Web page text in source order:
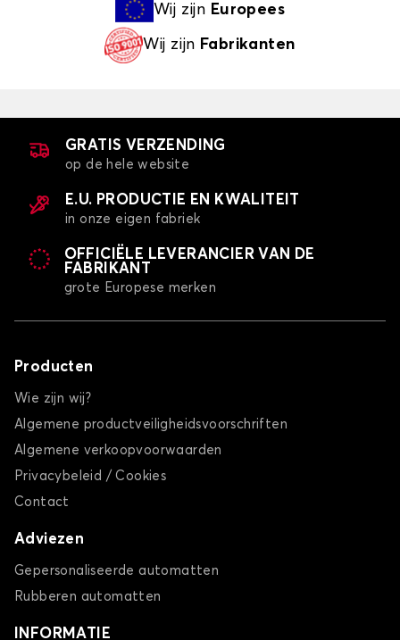
Wij zijn Europees
Wij zijn Fabrikanten
GRATIS VERZENDING
op de hele website
E.U. PRODUCTIE EN KWALITEIT
in onze eigen fabriek
OFFICIËLE LEVERANCIER VAN DE
FABRIKANT
grote Europese merken
Producten
Wie zijn wij?
Algemene productveiligheidsvoorschriften
Algemene verkoopvoorwaarden
Privacybeleid / Cookies
Contact
Adviezen
Gepersonaliseerde automatten
Rubberen automatten
INFORMATIE